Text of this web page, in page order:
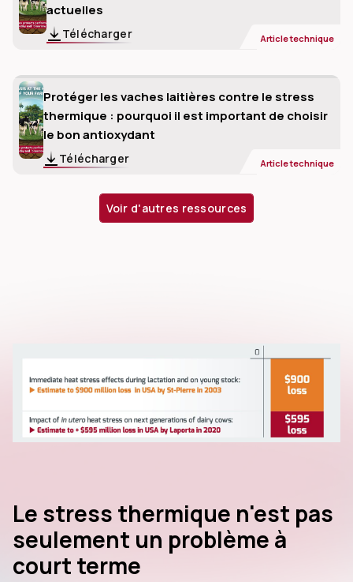
actuelles
Télécharger Article technique
Protéger les vaches laitières contre le stress
thermique : pourquoi il est important de choisir
le bon antioxydant
Télécharger Article technique
Voir d'autres ressources
Le stress thermique n'est pas
seulement un problème à
court terme